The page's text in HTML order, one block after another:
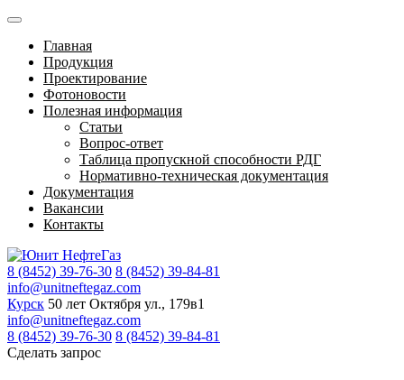
Главная
Продукция
Проектирование
Фотоновости
Полезная информация
Статьи
Вопрос-ответ
Таблица пропускной способности РДГ
Нормативно-техническая документация
Документация
Вакансии
Контакты
8 (8452) 39-76-30 8 (8452) 39-84-81
info@unitneftegaz.com
Курск 50 лет Октября ул., 179в1
info@unitneftegaz.com
8 (8452) 39-76-30 8 (8452) 39-84-81
Сделать запрос